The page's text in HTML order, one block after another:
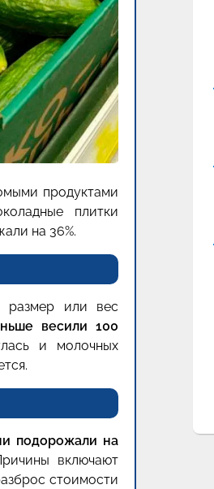
продуктами
плитки
на 36%.
размер или вес
весили 100
и молочных
подорожали на
включают
стоимости